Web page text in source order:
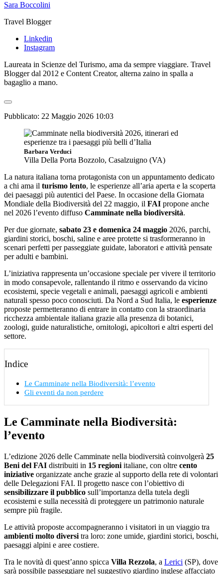
Sara Boccolini
Travel Blogger
Linkedin
Instagram
Laureata in Scienze del Turismo, ama da sempre viaggiare. Travel
Blogger dal 2012 e Content Creator, alterna zaino in spalla a
bagaglio a mano.
Pubblicato: 22 Maggio 2026 10:03
Barbara Verduci
Villa Della Porta Bozzolo, Casalzuigno (VA)
La natura italiana torna protagonista con un appuntamento dedicato
a chi ama il turismo lento, le esperienze all’aria aperta e la scoperta
dei paesaggi più autentici del Paese. In occasione della Giornata
Mondiale della Biodiversità del 22 maggio, il FAI propone anche
nel 2026 l’evento diffuso Camminate nella biodiversità.
Per due giornate, sabato 23 e domenica 24 maggio 2026, parchi,
giardini storici, boschi, saline e aree protette si trasformeranno in
scenari perfetti per passeggiate guidate, laboratori e attività pensate
per adulti e bambini.
L’iniziativa rappresenta un’occasione speciale per vivere il territorio
in modo consapevole, rallentando il ritmo e osservando da vicino
ecosistemi, specie vegetali e animali, paesaggi agricoli e ambienti
naturali spesso poco conosciuti. Da Nord a Sud Italia, le esperienze
proposte permetteranno di entrare in contatto con la straordinaria
ricchezza ambientale italiana grazie alla presenza di botanici,
zoologi, guide naturalistiche, ornitologi, apicoltori e altri esperti del
settore.
Indice
Le Camminate nella Biodiversità: l’evento
Gli eventi da non perdere
Le Camminate nella Biodiversità:
l’evento
L’edizione 2026 delle Camminate nella biodiversità coinvolgerà 25
Beni del FAI distribuiti in 15 regioni italiane, con oltre cento
iniziative organizzate anche grazie al supporto della rete di volontari
delle Delegazioni FAI. Il progetto nasce con l’obiettivo di
sensibilizzare il pubblico sull’importanza della tutela degli
ecosistemi e sulla necessità di proteggere un patrimonio naturale
sempre più fragile.
Le attività proposte accompagneranno i visitatori in un viaggio tra
ambienti molto diversi tra loro: zone umide, giardini storici, boschi,
paesaggi alpini e aree costiere.
Tra le novità di quest’anno spicca Villa Rezzola, a Lerici (SP), dove
sarà possibile passeggiare nel suggestivo giardino inglese affacciato